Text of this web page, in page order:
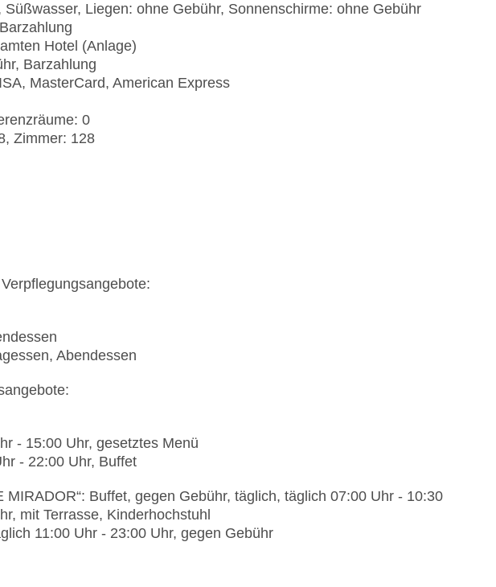
Liegen: ohne Gebühr, Sonnenschirme: ohne Gebühr
Hotel (Anlage)
Barzahlung
MasterCard, American Express
0
Zimmer: 128
Abendessen
- 15:00 Uhr, gesetztes Menü
- 22:00 Uhr, Buffet
MIRADOR“: Buffet, gegen Gebühr, täglich, täglich 07:00 Uhr - 10:30
mit Terrasse, Kinderhochstuhl
11:00 Uhr - 23:00 Uhr, gegen Gebühr